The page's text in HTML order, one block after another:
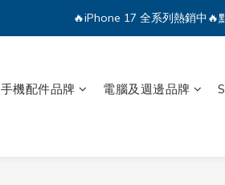
🔥iPhone 17 全系列熱銷中🔥
💕加入Q哥 Line 新好友領優
手機配件品牌 電腦及週邊品牌